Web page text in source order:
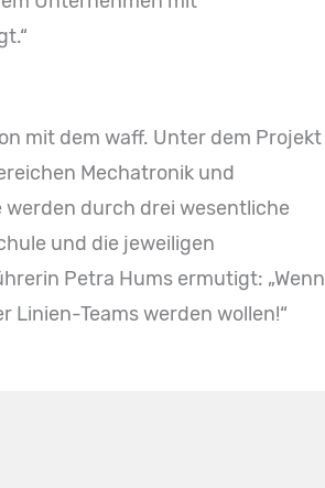
mit dem waff. Unter dem Projekt
Mechatronik und
durch drei wesentliche
und die jeweiligen
Petra Hums ermutigt: „Wenn
Linien-Teams werden wollen!“